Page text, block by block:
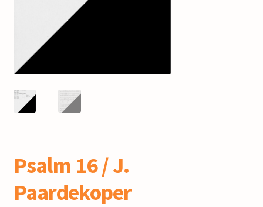
Psalm 16 / J.
Paardekoper